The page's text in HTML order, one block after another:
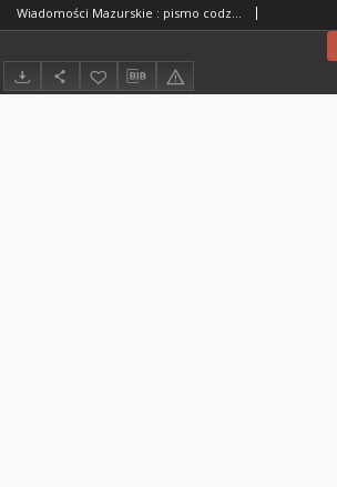
Wiadomości Mazurskie : pismo codzienne. 1946 (R. 2), nr 2